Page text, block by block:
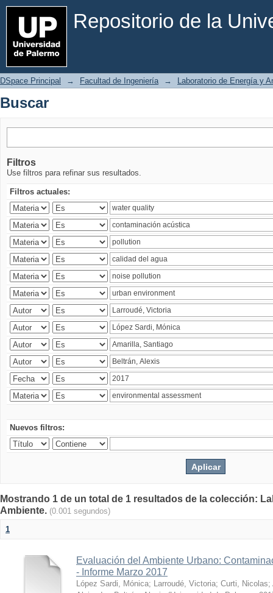
Repositorio de la
Buscar
DSpace Principal → Facultad de Ingeniería → Laboratorio de Energía y
Buscar
Filtros
Use filtros para refinar sus resultados.
Filtros actuales:
Nuevos filtros:
Mostrando 1 de un total de 1 resultados de la colección:
Ambiente. (0.001 segundos)
1
Evaluación del Ambiente Urbano:
- Informe Marzo 2017
López Sardi, Mónica; Larroudé, Victoria; Curti, Nicolas;